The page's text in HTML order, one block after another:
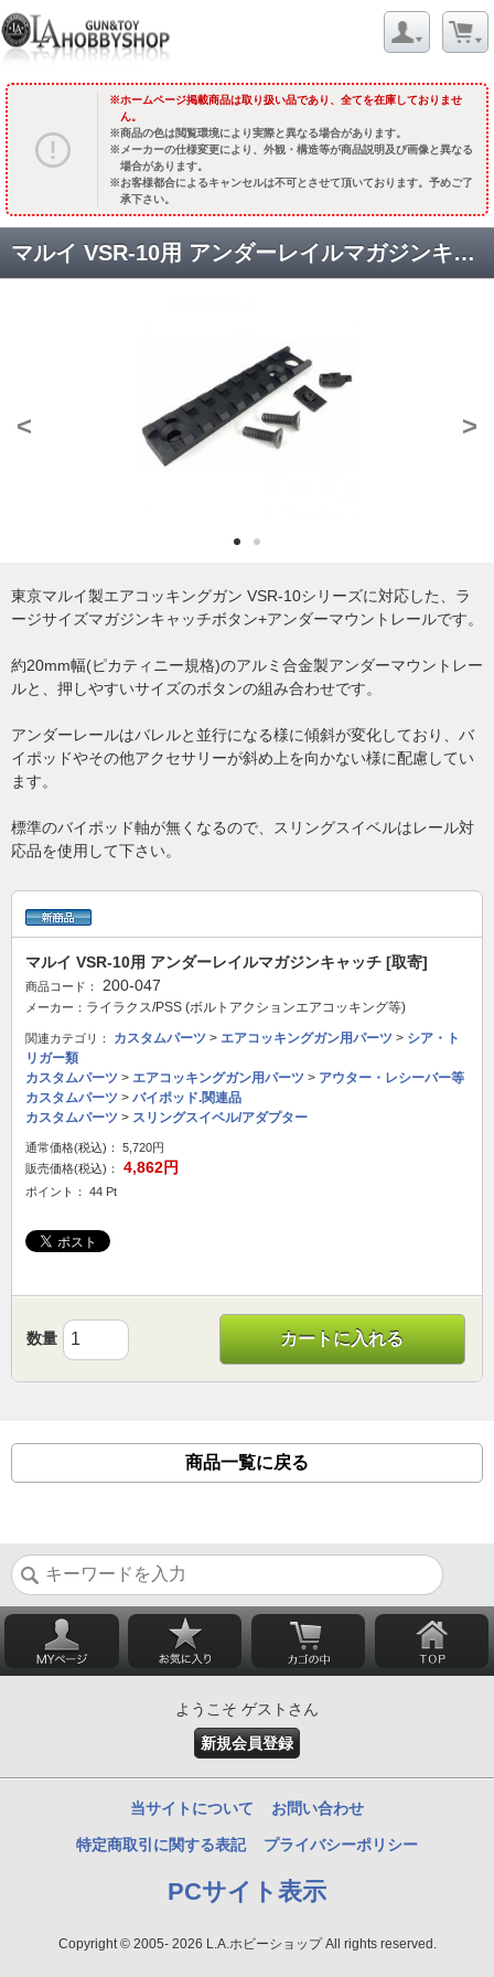
ホームページ掲載商品は取り扱い品であり、全てを在庫しておりませ
ん。
商品の色は閲覧環境により実際と異なる場合があります。
メーカーの仕様変更により、外観・構造等が商品説明及び画像と異なる
場合があります。
お客様都合によるキャンセルは不可とさせて頂いております。予めご了
承下さい。
マルイ VSR-10用 アンダーレイルマガジンキャッチ [取寄]
< >
東京マルイ製エアコッキングガン VSR-10シリーズに対応した、ラ
ージサイズマガジンキャッチボタン+アンダーマウントレールです。
約20mm幅(ピカティニー規格)のアルミ合金製アンダーマウントレー
ルと、押しやすいサイズのボタンの組み合わせです。
アンダーレールはバレルと並行になる様に傾斜が変化しており、バ
イポッドやその他アクセサリーが斜め上を向かない様に配慮してい
ます。
標準のバイポッド軸が無くなるので、スリングスイベルはレール対
応品を使用して下さい。
マルイ VSR-10用 アンダーレイルマガジンキャッチ [取寄]
商品コード： 200-047
メーカー： ライラクス/PSS (ボルトアクションエアコッキング等)
関連カテゴリ： カスタムパーツ > エアコッキングガン用パーツ > シア・ト
リガー類
カスタムパーツ > エアコッキングガン用パーツ > アウター・レシーバー等
カスタムパーツ > バイポッド.関連品
カスタムパーツ > スリングスイベル/アダプター
通常価格(税込)：
5,720円
販売価格(税込)：
4,862円
ポイント： 44 Pt
数量 カートに入れる
商品一覧に戻る
ようこそ ゲストさん
新規会員登録
当サイトについて お問い合わせ
特定商取引に関する表記 プライバシーポリシー
PCサイト表示
Copyright © 2005- 2026 L.A.ホビーショップ All rights reserved.